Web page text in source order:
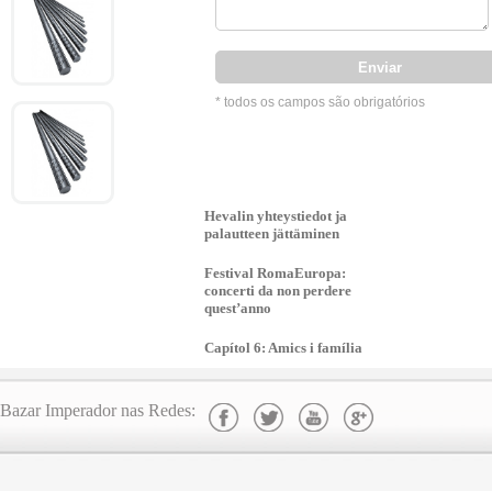
* todos os campos são obrigatórios
Hevalin yhteystiedot ja
palautteen jättäminen
Festival RomaEuropa:
concerti da non perdere
quest’anno
Capítol 6: Amics i família
Bazar Imperador nas Redes: